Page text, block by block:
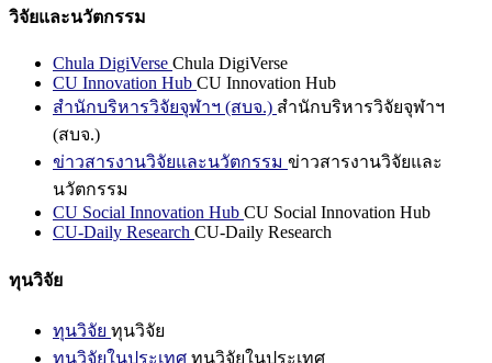
วิจัยและนวัตกรรม
Chula DigiVerse Chula DigiVerse
CU Innovation Hub CU Innovation Hub
สำนักบริหารวิจัยจุฬาฯ (สบจ.) สำนักบริหารวิจัยจุฬาฯ
(สบจ.)
ข่าวสารงานวิจัยและนวัตกรรม ข่าวสารงานวิจัยและ
นวัตกรรม
CU Social Innovation Hub CU Social Innovation Hub
CU-Daily Research CU-Daily Research
ทุนวิจัย
ทุนวิจัย ทุนวิจัย
ทุนวิจัยในประเทศ ทุนวิจัยในประเทศ